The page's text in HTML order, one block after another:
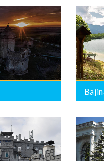
Bajina Bašta
BROJ PONUDA:
Bečej
BROJ PONUDA: